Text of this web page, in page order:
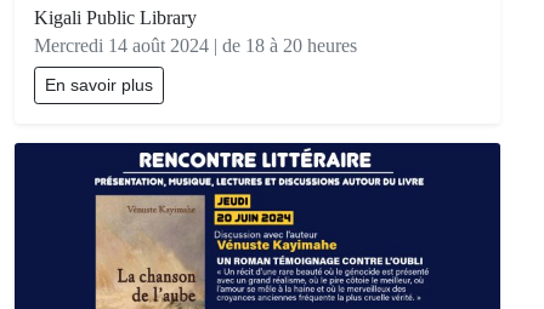
Kigali Public Library
Mercredi 14 août 2024 | de 18 à 20 heures
En savoir plus